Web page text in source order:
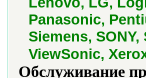
Panasonic,
Siemens,
ViewSonic,
Обслуживание